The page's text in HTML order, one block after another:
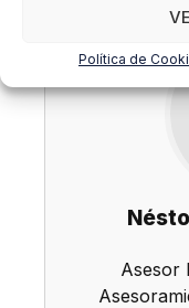
Política de
Asesor